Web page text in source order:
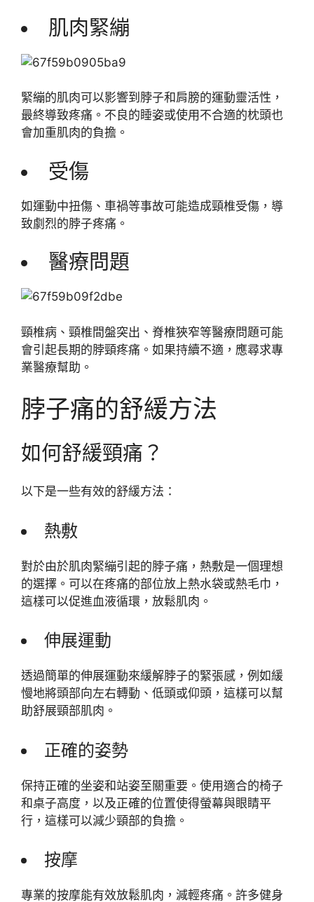
肌肉緊繃
緊繃的肌肉可以影響到脖子和肩膀的運動靈活性，
最終導致疼痛。不良的睡姿或使用不合適的枕頭也
會加重肌肉的負擔。
受傷
如運動中扭傷、車禍等事故可能造成頸椎受傷，導
致劇烈的脖子疼痛。
醫療問題
頸椎病、頸椎間盤突出、脊椎狹窄等醫療問題可能
會引起長期的脖頸疼痛。如果持續不適，應尋求專
業醫療幫助。
脖子痛的舒緩方法
如何舒緩頸痛？
以下是一些有效的舒緩方法：
熱敷
對於由於肌肉緊繃引起的脖子痛，熱敷是一個理想
的選擇。可以在疼痛的部位放上熱水袋或熱毛巾，
這樣可以促進血液循環，放鬆肌肉。
伸展運動
透過簡單的伸展運動來緩解脖子的緊張感，例如緩
慢地將頭部向左右轉動、低頭或仰頭，這樣可以幫
助舒展頸部肌肉。
正確的姿勢
保持正確的坐姿和站姿至關重要。使用適合的椅子
和桌子高度，以及正確的位置使得螢幕與眼睛平
行，這樣可以減少頸部的負擔。
按摩
專業的按摩能有效放鬆肌肉，減輕疼痛。許多健身